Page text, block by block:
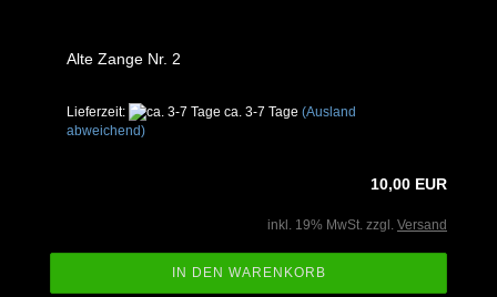
Alte Zange Nr. 2
Lieferzeit: ca. 3-7 Tage (Ausland
abweichend)
10,00 EUR
inkl. 19% MwSt. zzgl. Versand
IN DEN WARENKORB